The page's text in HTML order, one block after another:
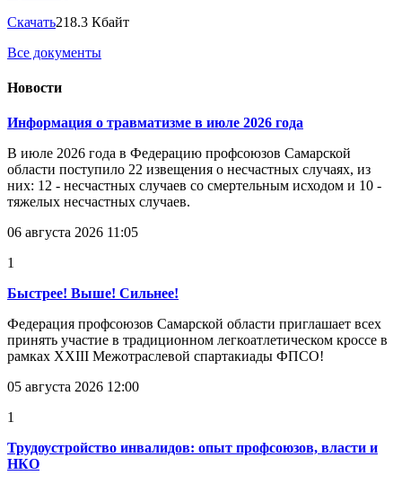
Скачать218.3 Кбайт
Все документы
Новости
Информация о травматизме в июле 2026 года
В июле 2026 года в Федерацию профсоюзов Самарской
области поступило 22 извещения о несчастных случаях, из
них: 12 - несчастных случаев со смертельным исходом и 10 -
тяжелых несчастных случаев.
06 августа 2026 11:05
1
Быстрее! Выше! Сильнее!
Федерация профсоюзов Самарской области приглашает всех
принять участие в традиционном легкоатлетическом кроссе в
рамках XXIII Межотраслевой спартакиады ФПСО!
05 августа 2026 12:00
1
Трудоустройство инвалидов: опыт профсоюзов, власти и
НКО